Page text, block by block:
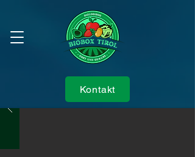
Kontakt